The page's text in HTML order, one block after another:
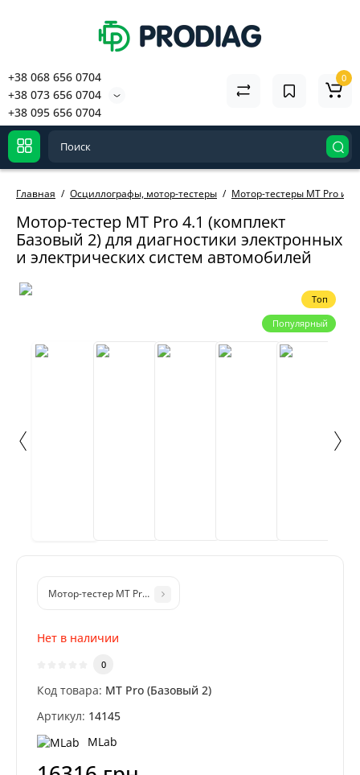
+38 068 656 0704
+38 073 656 0704
+38 095 656 0704
0
Главная Осциллографы, мотор-тестеры Мотор-тестеры MT Pro и
Мотор-тестер MT Pro 4.1 (комплект
Базовый 2) для диагностики электронных
и электрических систем автомобилей
Топ
Популярный
Мотор-тестер MT Pro 4.1 (комплект Начальный 1) для
Нет в наличии
0
Код товара: MT Pro (Базовый 2)
Артикул: 14145
MLab